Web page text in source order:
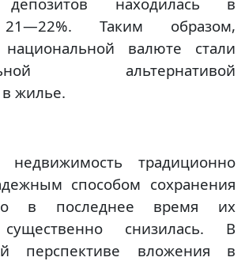
21—22%. Таким образом,
валюте стали
альтернативой
жилье.
традиционно
способом сохранения
в последнее время их
существенно снизилась. В
перспективе вложения в